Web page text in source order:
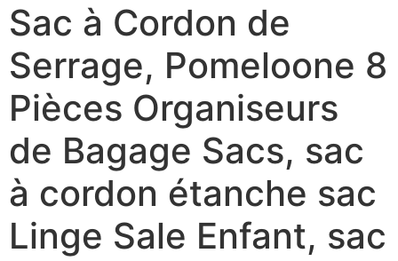
Sac à Cordon de
Serrage, Pomeloone 8
Pièces Organiseurs
de Bagage Sacs, sac
à cordon étanche sac
Linge Sale Enfant, sac